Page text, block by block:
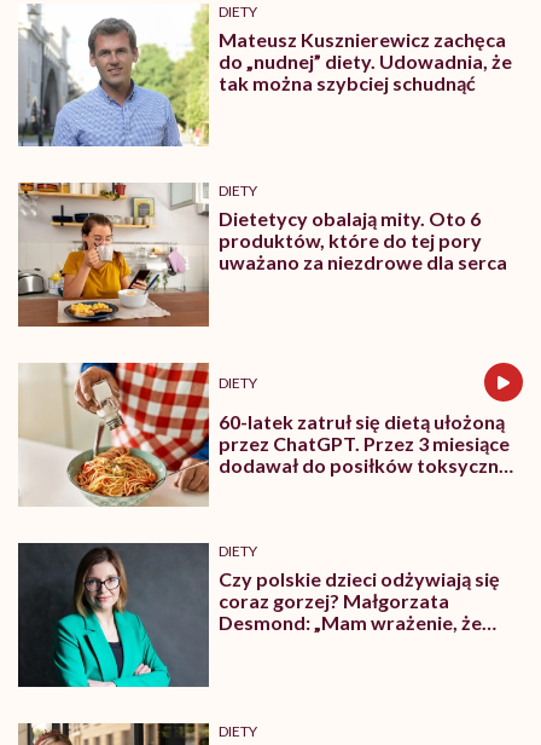
DIETY
Mateusz Kusznierewicz zachęca
do „nudnej” diety. Udowadnia, że
tak można szybciej schudnąć
DIETY
Dietetycy obalają mity. Oto 6
produktów, które do tej pory
uważano za niezdrowe dla serca
DIETY
60-latek zatruł się dietą ułożoną
przez ChatGPT. Przez 3 miesiące
dodawał do posiłków toksyczny
DIETY
Czy polskie dzieci odżywiają się
coraz gorzej? Małgorzata
Desmond: „Mam wrażenie, że
DIETY